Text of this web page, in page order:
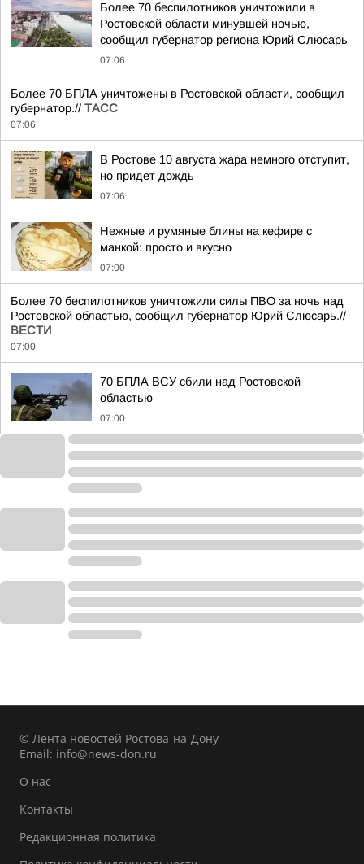
Более 70 беспилотников уничтожили в
Ростовской области минувшей ночью,
сообщил губернатор региона Юрий Слюсарь
07:06
Более 70 БПЛА уничтожены в Ростовской области, сообщил
губернатор.// ТАСС
07:06
В Ростове 10 августа жара немного отступит,
но придет дождь
07:06
Нежные и румяные блины на кефире с
манкой: просто и вкусно
07:00
Более 70 беспилотников уничтожили силы ПВО за ночь над
Ростовской областью, сообщил губернатор Юрий Слюсарь.//
ВЕСТИ
07:00
70 БПЛА ВСУ сбили над Ростовской
областью
07:00
© Лента новостей Ростова-на-Дону
Email: info@news-don.ru
О нас
Контакты
Редакционная политика